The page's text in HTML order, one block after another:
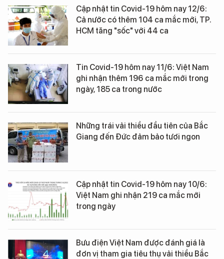
Cập nhật tin Covid-19 hôm nay 12/6:
Cả nước có thêm 104 ca mắc mới, TP.
HCM tăng "sốc" với 44 ca
Tin Covid-19 hôm nay 11/6: Việt Nam
ghi nhận thêm 196 ca mắc mới trong
ngày, 185 ca trong nước
Những trái vải thiều đầu tiên của Bắc
Giang đến Đức đảm bảo tươi ngon
Cập nhật tin Covid-19 hôm nay 10/6:
Việt Nam ghi nhận 219 ca mắc mới
trong ngày
Bưu điện Việt Nam được đánh giá là
đơn vị tham gia tiêu thụ vải thiều Bắc